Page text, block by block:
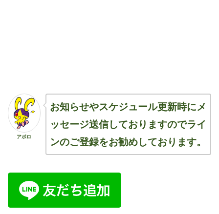
アポロ
お知らせやスケジュール更新時にメ
ッセージ送信しておりますのでライ
ンのご登録をお勧めしております。